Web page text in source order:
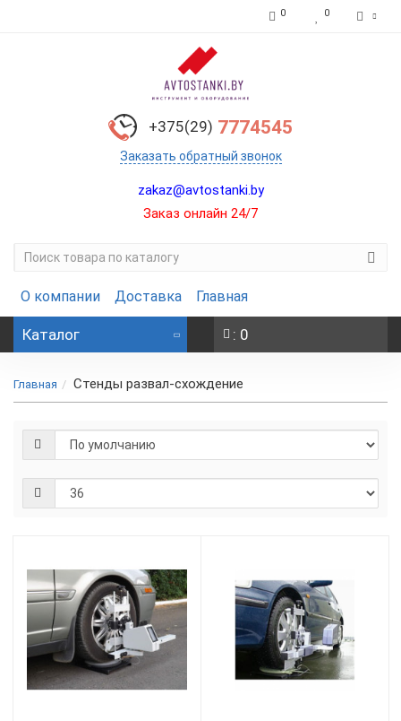
0 0
+375(29) 7774545
Заказать обратный звонок
zakaz@avtostanki.by
Заказ онлайн 24/7
О компании Доставка Главная
Каталог : 0
Главная Стенды развал-схождение